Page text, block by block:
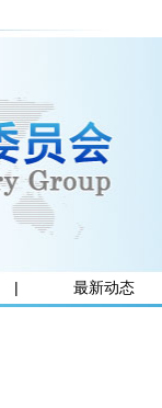
| 最新动态